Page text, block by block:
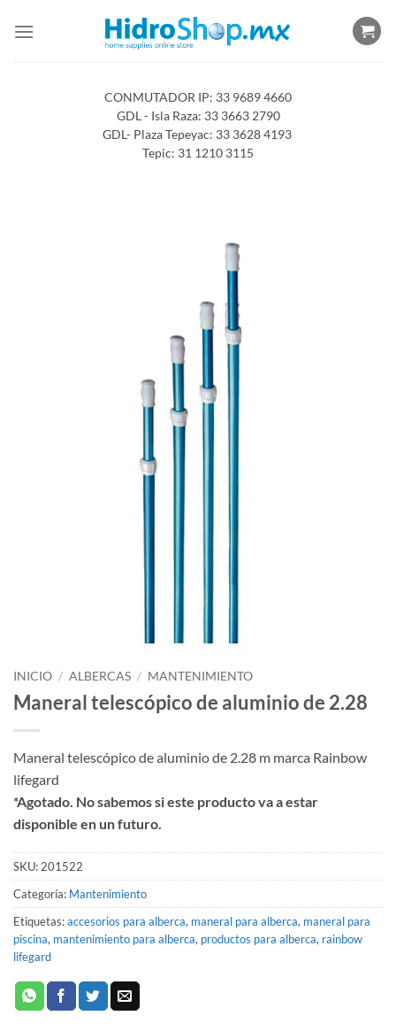
CONMUTADOR IP: 33 9689 4660
GDL - Isla Raza: 33 3663 2790
GDL- Plaza Tepeyac: 33 3628 4193
Tepic: 31 1210 3115
INICIO / ALBERCAS / MANTENIMIENTO
Maneral telescópico de aluminio de 2.28
Maneral telescópico de aluminio de 2.28 m marca Rainbow
lifegard
*Agotado. No sabemos si este producto va a estar
disponible en un futuro.
SKU:201522
Categoría: Mantenimiento
Etiquetas:accesorios para alberca, maneral para alberca, maneral para
piscina, mantenimiento para alberca, productos para alberca, rainbow
lifegard